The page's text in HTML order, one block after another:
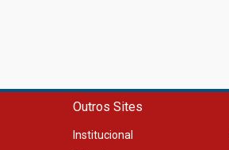
Outros Sites
Institucional